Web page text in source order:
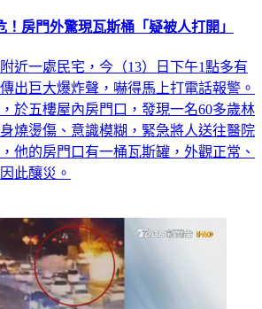
房門外驚現瓦斯桶「疑被人打開」
近一處民宅，今（13）日下午1點多有
出巨大爆炸聲，嚇得馬上打電話報警。
於五樓屋內房門口，發現一名60多歲林
燒燙傷、意識模糊，緊急將人送往醫院
他的房門口有一桶瓦斯罐，外觀正常、
此釀災。